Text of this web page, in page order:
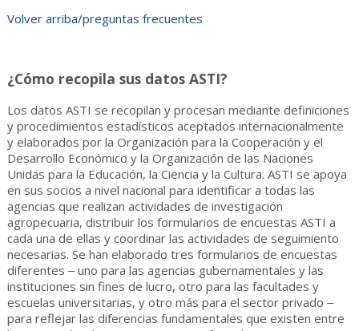
Volver arriba/preguntas frecuentes
¿Cómo recopila sus datos ASTI?
Los datos ASTI se recopilan y procesan mediante definiciones
y procedimientos estadísticos aceptados internacionalmente
y elaborados por la Organización para la Cooperación y el
Desarrollo Económico y la Organización de las Naciones
Unidas para la Educación, la Ciencia y la Cultura. ASTI se apoya
en sus socios a nivel nacional para identificar a todas las
agencias que realizan actividades de investigación
agropecuaria, distribuir los formularios de encuestas ASTI a
cada una de ellas y coordinar las actividades de seguimiento
necesarias. Se han elaborado tres formularios de encuestas
diferentes ‒ uno para las agencias gubernamentales y las
instituciones sin fines de lucro, otro para las facultades y
escuelas universitarias, y otro más para el sector privado ‒
para reflejar las diferencias fundamentales que existen entre